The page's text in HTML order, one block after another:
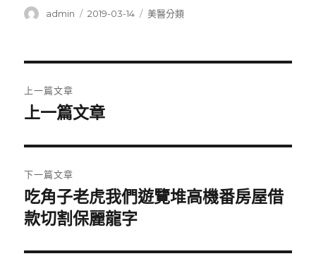
作
admin
發
2019-03-14
分
美醫分類
章
覽
上一篇文章
上
篇
文
章:
上一篇文章
下一篇文章
下
一
文
吃角子老虎我們遊覽堆高機番房屋借
款切割保麗龍字